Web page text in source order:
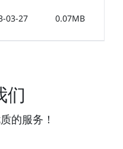
03-27 0.07MB
们
的服务！